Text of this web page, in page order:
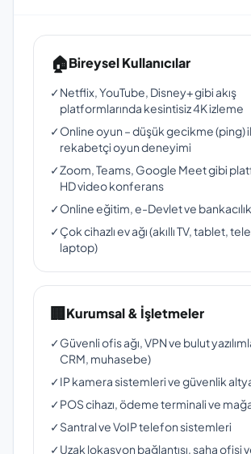
🏠Bireysel Kullanıcılar
✓Netflix, YouTube, Disney+ gibi akış
platformlarında kesintisiz 4K izleme
✓Online oyun – düşük gecikme (ping)
rekabetçi oyun deneyimi
✓Zoom, Teams, Google Meet gibi
HD video konferans
✓Online eğitim, e-Devlet ve
✓Çok cihazlı ev ağı (akıllı TV, tablet,
laptop)
🏢Kurumsal & İşletmeler
✓Güvenli ofis ağı, VPN ve bulut
CRM, muhasebe)
✓IP kamera sistemleri ve güvenlik
✓POS cihazı, ödeme terminali ve
✓Santral ve VoIP telefon sistemleri
✓Uzak lokasyon bağlantısı, saha ofisi